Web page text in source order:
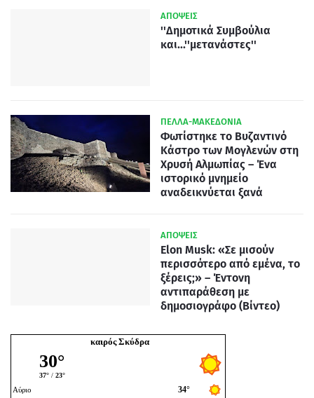
ΑΠΟΨΕΙΣ
''Δημοτικά Συμβούλια
και...''μετανάστες''
ΠΕΛΛΑ-ΜΑΚΕΔΟΝΙΑ
Φωτίστηκε το Βυζαντινό
Κάστρο των Μογλενών στη
Χρυσή Αλμωπίας – Ένα
ιστορικό μνημείο
αναδεικνύεται ξανά
ΑΠΟΨΕΙΣ
Elon Musk: «Σε μισούν
περισσότερο από εμένα, το
ξέρεις;» – Έντονη
αντιπαράθεση με
δημοσιογράφο (Βίντεο)
καιρός Σκύδρα